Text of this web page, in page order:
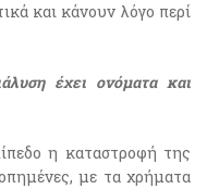
και κάνουν λόγο περί
έχει ονόματα και
η καταστροφή της
με τα χρήματα